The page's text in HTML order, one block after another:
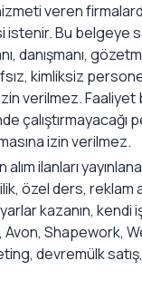
veren
Bu belgeye
danışmanı,
kimliksiz
izin verilmez.
çalıştırmayacağı
izin verilmez.
ilanları
özel ders, reklam
kazanın, kendi
Shapework,
devremülk satış,